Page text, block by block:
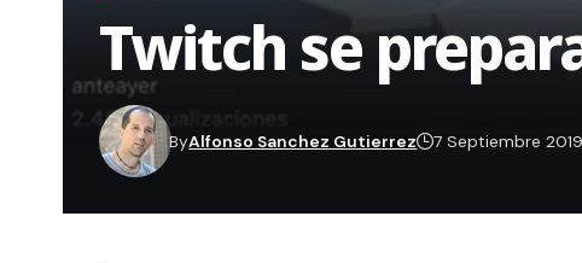
Twitch se
ByAlfonso Sanchez Gutierrez 7 Septiembre 2019